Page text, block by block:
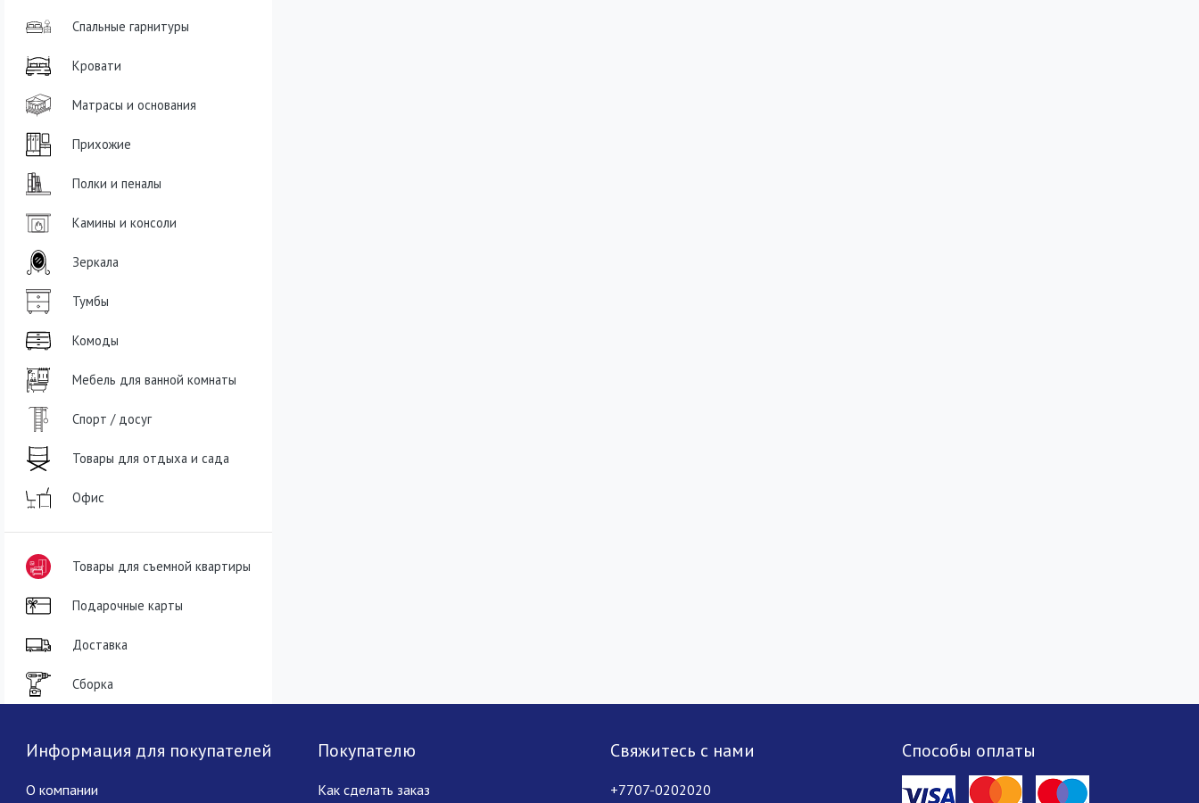
Спальные гарнитуры
Кровати
Матрасы и основания
Прихожие
Полки и пеналы
Камины и консоли
Зеркала
Тумбы
Комоды
Мебель для ванной комнаты
Спорт / досуг
Товары для отдыха и сада
Офис
Товары для съемной квартиры
Подарочные карты
Доставка
Сборка
Информация для покупателей
О компании
Покупателю
Как сделать заказ
Свяжитесь с нами
+7707-0202020
Способы оплаты